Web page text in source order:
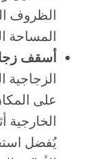
الظروف
المساحة
أسقف
الزجاجية
على
الخارجية
يُفضل